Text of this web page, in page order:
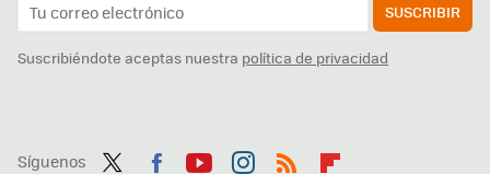
SUSCRIBIR
Suscribiéndote aceptas nuestra política de privacidad
Síguenos